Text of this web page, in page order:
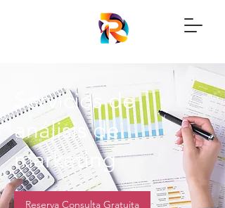
Servicios de
análisis de
marketing
Reserva Consulta Gratuita